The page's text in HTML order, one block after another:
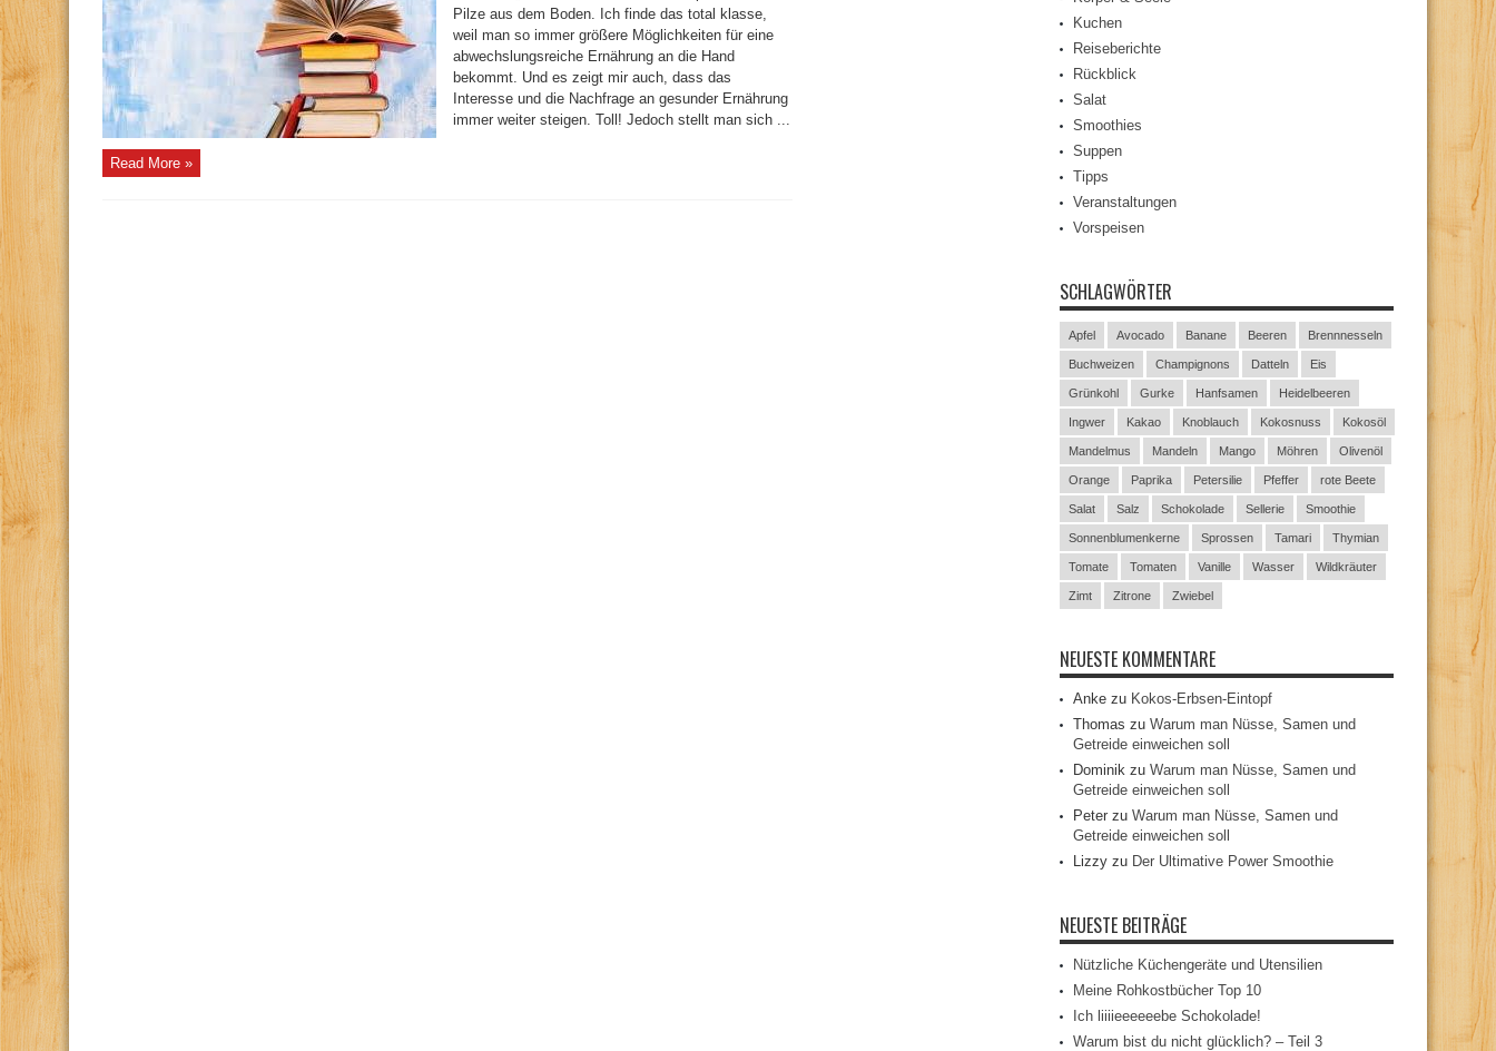
Pilze aus dem Boden. Ich finde das total klasse,
weil man so immer größere Möglichkeiten für eine
abwechslungsreiche Ernährung an die Hand
bekommt. Und es zeigt mir auch, dass das
Interesse und die Nachfrage an gesunder Ernährung
immer weiter steigen. Toll! Jedoch stellt man sich ...
Read More »
Kuchen
Reiseberichte
Rückblick
Salat
Smoothies
Suppen
Tipps
Veranstaltungen
Vorspeisen
SCHLAGWÖRTER
Apfel Avocado Banane Beeren Brennnesseln
Buchweizen Champignons Datteln Eis
Grünkohl Gurke Hanfsamen Heidelbeeren
Ingwer Kakao Knoblauch Kokosnuss Kokosöl
Mandelmus Mandeln Mango Möhren Olivenöl
Orange Paprika Petersilie Pfeffer rote Beete
Salat Salz Schokolade Sellerie Smoothie
Sonnenblumenkerne Sprossen Tamari Thymian
Tomate Tomaten Vanille Wasser Wildkräuter
Zimt Zitrone Zwiebel
NEUESTE KOMMENTARE
Anke zu Kokos-Erbsen-Eintopf
Thomas zu Warum man Nüsse, Samen und
Getreide einweichen soll
Dominik zu Warum man Nüsse, Samen und
Getreide einweichen soll
Peter zu Warum man Nüsse, Samen und
Getreide einweichen soll
Lizzy zu Der Ultimative Power Smoothie
NEUESTE BEITRÄGE
Nützliche Küchengeräte und Utensilien
Meine Rohkostbücher Top 10
Ich liiiieeeeeebe Schokolade!
Warum bist du nicht glücklich? – Teil 3